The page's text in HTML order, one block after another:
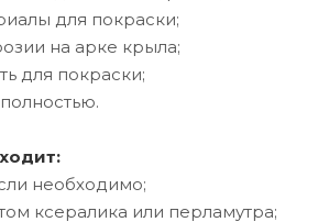
для покраски;
на арке крыла;
для покраски;
необходимо;
ксералика или перламутра;